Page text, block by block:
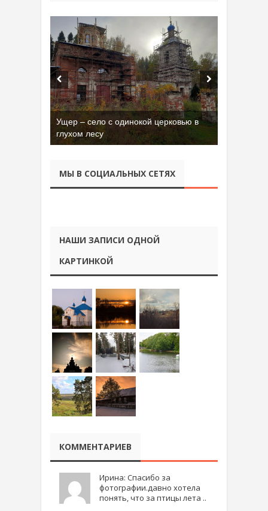
Ущер – село с одинокой церковью в
глухом лесу
МЫ В СОЦИАЛЬНЫХ СЕТЯХ
НАШИ ЗАПИСИ ОДНОЙ
КАРТИНКОЙ
КОММЕНТАРИЕВ
Ирина: Спасибо за
фотографии.давно хотела
понять, что за птицы лета ..